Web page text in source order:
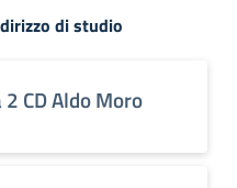
di studio
CD Aldo Moro